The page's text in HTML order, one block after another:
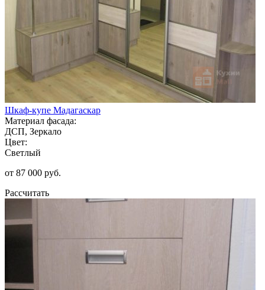
Шкаф-купе Мадагаскар
Материал фасада:
ДСП, Зеркало
Цвет:
Светлый
от 87 000 руб.
Рассчитать